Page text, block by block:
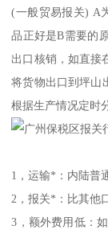
(一般贸易报关) A
品正好是B需要的
出口核销，如直接
将货物出口到坪山
根据生产情况定时
1，运输*：内陆普
2，报关*：比其他
3，额外费用低：